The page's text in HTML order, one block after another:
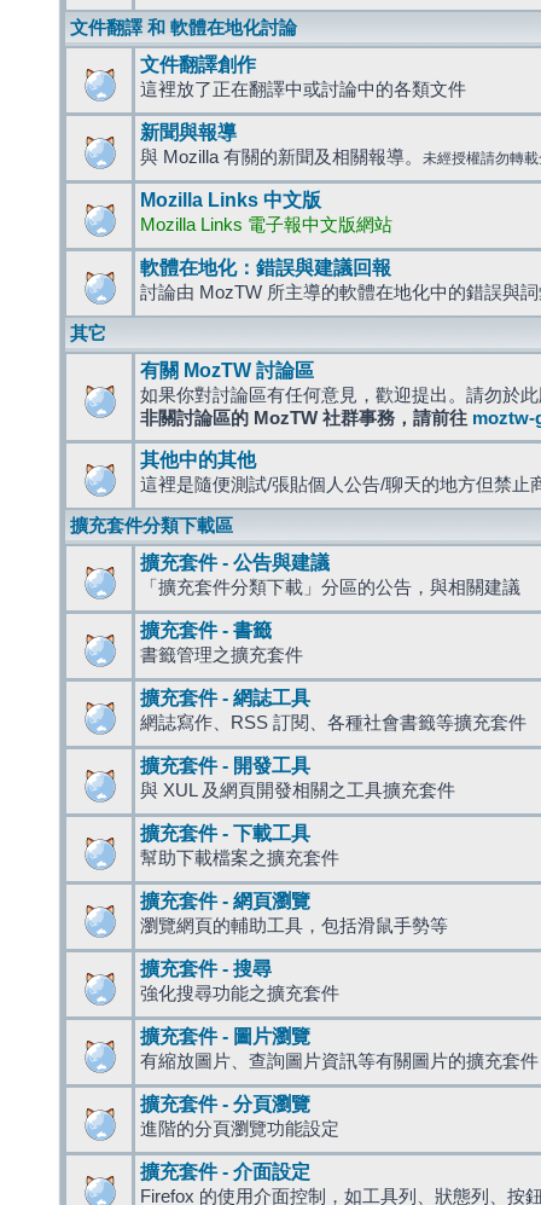
文件翻譯 和 軟體在地化討論
文件翻譯創作
這裡放了正在翻譯中或討論中的各類文件
新聞與報導
與 Mozilla 有關的新聞及相關報導。 未經授權請勿轉
Mozilla Links 中文版
Mozilla Links 電子報中文版網站
軟體在地化：錯誤與建議回報
討論由 MozTW 所主導的軟體在地化中的錯誤與
其它
有關 MozTW 討論區
如果你對討論區有任何意見，歡迎提出。請勿於
非關討論區的 MozTW 社群事務，請前往 moztw-
其他中的其他
這裡是隨便測試/張貼個人公告/聊天的地方但禁止
擴充套件分類下載區
擴充套件 - 公告與建議
「擴充套件分類下載」分區的公告，與相關建議
擴充套件 - 書籤
書籤管理之擴充套件
擴充套件 - 網誌工具
網誌寫作、RSS 訂閱、各種社會書籤等擴充套件
擴充套件 - 開發工具
與 XUL 及網頁開發相關之工具擴充套件
擴充套件 - 下載工具
幫助下載檔案之擴充套件
擴充套件 - 網頁瀏覽
瀏覽網頁的輔助工具，包括滑鼠手勢等
擴充套件 - 搜尋
強化搜尋功能之擴充套件
擴充套件 - 圖片瀏覽
有縮放圖片、查詢圖片資訊等有關圖片的擴充套件
擴充套件 - 分頁瀏覽
進階的分頁瀏覽功能設定
擴充套件 - 介面設定
Firefox 的使用介面控制，如工具列、狀態列、按